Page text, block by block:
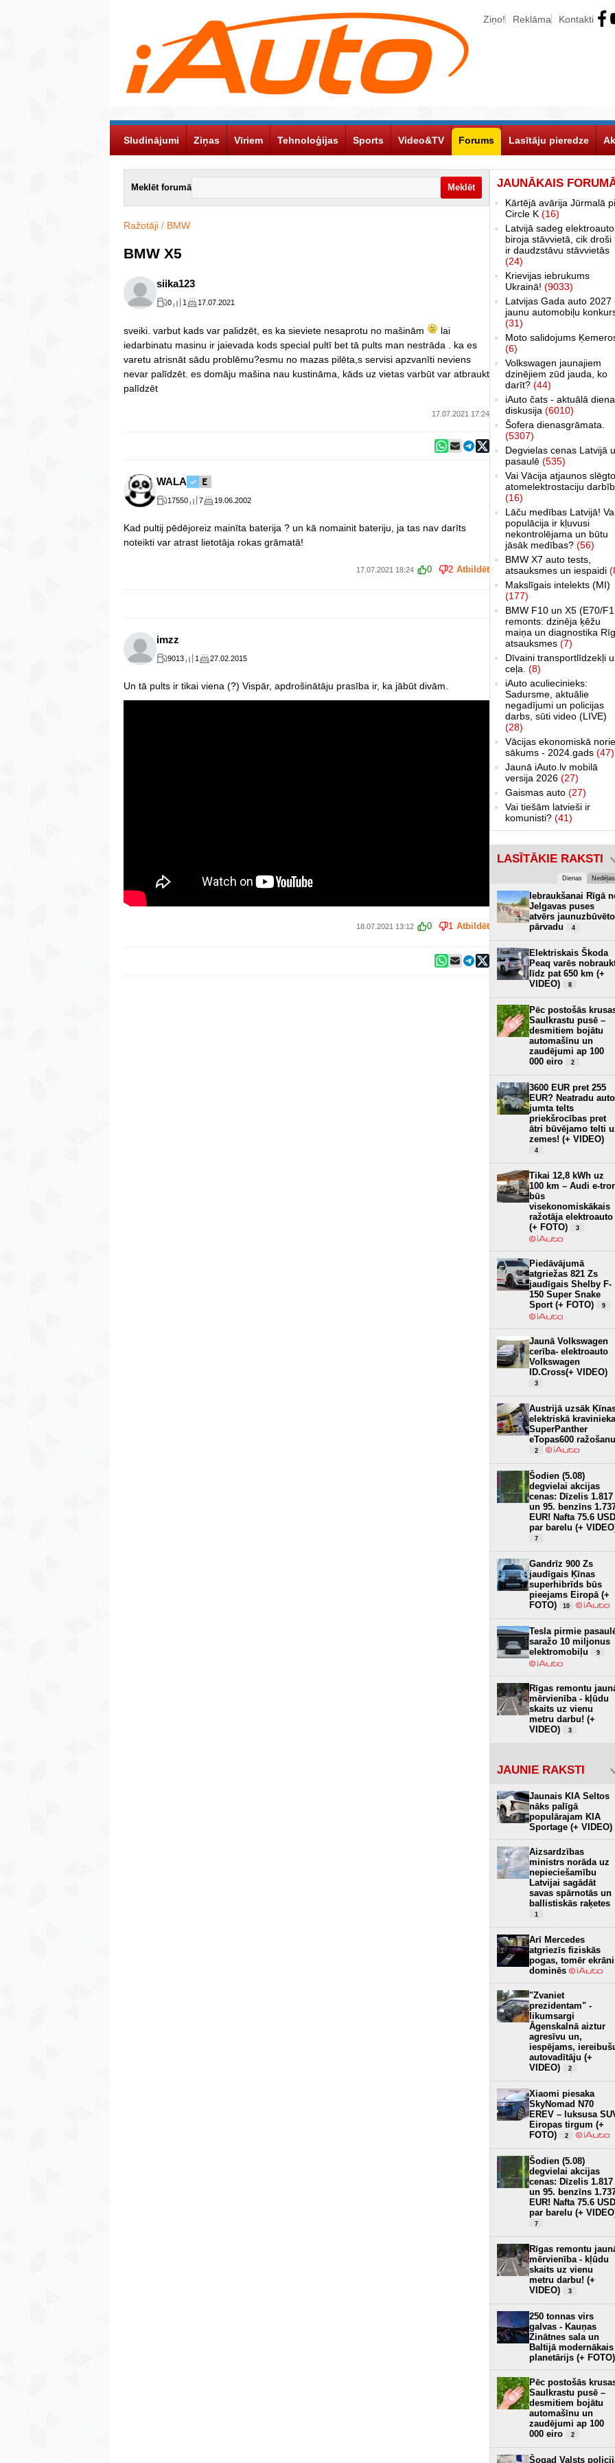
Ziņo! Reklāma Kontakti
Sludinājumi Ziņas Vīriem Tehnoloģijas Sports Video&TV Forums Lasītāju pieredze
Meklēt forumā
Ražotāji / BMW
BMW X5
siika123
0 1 17.07.2021
sveiki. varbut kads var palidzēt, es ka sieviete nesaprotu no mašinām
lai
iedarbinatu masinu ir jaievada kods special pultī bet tā pults man nestrāda . ka es
varetu atrisnāt sādu problēmu?esmu no mazas pilēta,s servisi apzvanīti neviens
nevar palīdzēt. es domāju mašina nau kustināma, kāds uz vietas varbūt var atbraukt
palīdzēt
17.07.2021 17:24
WALA
17550 7 19.06.2002
Kad pultij pēdējoreiz mainīta baterija ? un kā nomainit bateriju, ja tas nav darīts
noteikti var atrast lietotāja rokas grāmatā!
17.07.2021 18:24 0 2 Atbildēt
imzz
9013 1 27.02.2015
Un tā pults ir tikai viena (?) Vispār, apdrošinātāju prasība ir, ka jābūt divām.
18.07.2021 13:12 0 1 Atbildēt
JAUNĀKAIS
Kārtējā avārija Jūrmalā
Circle K (16)
Latvijā sadeg elektroauto
biroja stāvvietā, cik droši
ir daudzstāvu stāvvietās
(24)
Krievijas iebrukums
Ukrainā! (9033)
Latvijas Gada auto 2027
jaunu automobiļu
(31)
Moto salidojums
(6)
Volkswagen jaunajiem
dzinējiem zūd jauda, ko
darīt? (44)
iAuto čats - aktuālā
diskusija (6010)
Šofera dienasgrāmata.
(5307)
Degvielas cenas Latvijā
pasaulē (535)
Vai Vācija atjaunos slēgto
atomelektrostaciju
(16)
Lāču medības Latvijā!
populācija ir kļuvusi
nekontrolējama un būtu
jāsāk medības? (56)
BMW X7 auto tests,
atsauksmes un iespaidi
Makslīgais intelekts (MI)
(177)
BMW F10 un X5 (E70/
remonts: dzinēja ķēžu
maiņa un diagnostika
atsauksmes (7)
Dīvaini transportlīdzekļi
ceļa. (8)
iAuto aculiecinieks:
Sadursme, aktuālie
negadījumi un policijas
darbs, sūti video (LIVE)
(28)
Vācijas ekonomiskā
sākums - 2024.gads (47)
Jaunā iAuto.lv mobilā
versija 2026 (27)
Gaismas auto (27)
Vai tiešām latvieši ir
komunisti? (41)
LASĪTĀKIE RAKSTI
Dienas Nedēļas
Iebraukšanai Rīgā
Jelgavas puses
atvērs jaunuzbūvēto
pārvadu
4
Elektriskais Škoda
Peaq varēs
līdz pat 650 km (+
VIDEO)
8
Pēc postošās
Saulkrastu pusē –
desmitiem bojātu
automašīnu un
zaudējumi ap 100
000 eiro
2
3600 EUR pret 255
EUR? Neatradu auto
jumta telts
priekšrocības pret
ātri būvējamo telti
zemes! (+ VIDEO)
4
Tikai 12,8 kWh uz
100 km – Audi e-
būs
visekonomiskākais
ražotāja elektroauto
(+ FOTO)
3
Piedāvājumā
atgriežas 821 Zs
jaudīgais Shelby F-
150 Super Snake
Sport (+ FOTO)
9
Jaunā Volkswagen
cerība- elektroauto
Volkswagen
ID.Cross(+ VIDEO)
3
Austrijā uzsāk
elektriskā kravinieka
SuperPanther
eTopas600 ražošanu
2
Šodien (5.08)
degvielai akcijas
cenas: Dīzelis 1.817
un 95. benzīns
EUR! Nafta 75.6 USD
par barelu (+
7
Gandrīz 900 Zs
jaudīgais Ķīnas
superhibrīds būs
pieejams Eiropā (+
FOTO)
10
Tesla pirmie
saražo 10 miljonus
elektromobiļu
9
Rīgas remontu
mērvienība - kļūdu
skaits uz vienu
metru darbu! (+
VIDEO)
3
JAUNIE RAKSTI
Jaunais KIA Seltos
nāks palīgā
populārajam KIA
Sportage (+ VIDEO)
Aizsardzības
ministrs norāda uz
nepieciešamību
Latvijai sagādāt
savas spārnotās un
ballistiskās raķetes
1
Arī Mercedes
atgriezīs fiziskās
pogas, tomēr ekrāni
dominēs
"Zvaniet
prezidentam" -
likumsargi
Āgenskalnā aiztur
agresīvu un,
iespējams,
autovadītāju (+
VIDEO)
2
Xiaomi piesaka
SkyNomad N70
EREV – luksusa
Eiropas tirgum (+
FOTO)
2
Šodien (5.08)
degvielai akcijas
cenas: Dīzelis 1.817
un 95. benzīns
EUR! Nafta 75.6 USD
par barelu (+
7
Rīgas remontu
mērvienība - kļūdu
skaits uz vienu
metru darbu! (+
VIDEO)
3
250 tonnas virs
galvas - Kauņas
Zinātnes sala un
Baltijā modernākais
planetārijs (+ FOTO)
Pēc postošās
Saulkrastu pusē –
desmitiem bojātu
automašīnu un
zaudējumi ap 100
000 eiro
2
Šogad Valsts